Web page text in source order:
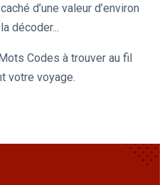
d’une valeur d’environ
décoder...
Codes à trouver au fil
votre voyage.